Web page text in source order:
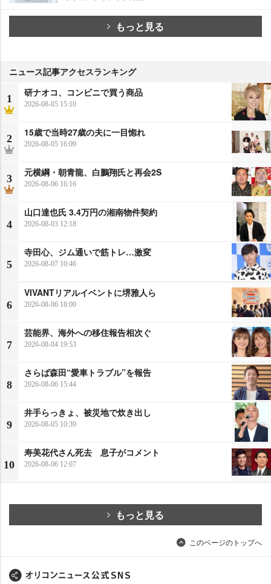
もっと見る
ニュース記事アクセスランキング
1
研ナオコ、コンビニで買う商品
2026-08-05 15:10
2
15歳で当時27歳の夫に一目惚れ
2026-08-05 16:09
3
元横綱・朝青龍、白鵬翔氏と再会2S
2026-08-06 16:16
4
山口達也氏 3.4万円の湘南物件契約
2026-08-03 12:18
5
寺田心、ジム通いで筋トレ…激変
2026-08-07 10:46
6
VIVANTリアルイベントに堺雅人ら
2026-08-06 18:00
7
芸能界、海外への移住報告相次ぐ
2026-08-04 19:53
8
さらば森田“愛車トラブル”を報告
2026-08-06 15:44
9
井手らっきょ、被災地で炊き出し
2026-08-05 10:39
10
寿美花代さん死去 息子がコメント
2026-08-06 12:07
もっと見る
このページのトップへ